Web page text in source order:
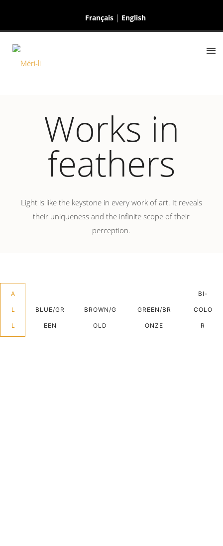
Français English
Works in
feathers
Light is like the keystone in every work of art. It reveals
their uniqueness and the infinite scope of their
perception.
A
L
L
BI-
COLO
R
BLUE/GR
EEN
BROWN/G
OLD
GREEN/BR
ONZE